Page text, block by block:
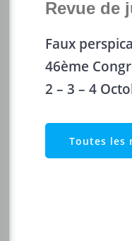
Revue de
Faux
46ème
2 – 3 – 4
Toutes les